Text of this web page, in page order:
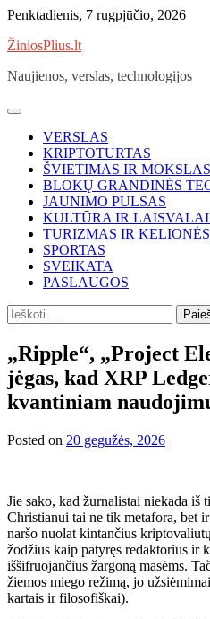
Skip
content
Penktadienis, 7 rugpjūčio, 2026
ŽiniosPlius.lt
Naujienos, verslas, technologijos
VERSLAS
KRIPTOTURTAS
ŠVIETIMAS IR MOKSLAS
BLOKŲ GRANDINĖS
JAUNIMO PULSAS
KULTŪRA IR
TURIZMAS IR KELIONĖS
SPORTAS
SVEIKATA
PASLAUGOS
Ieškoti:
„Ripple“, „Project
jėgas, kad XRP
kvantiniam
Posted on 20 gegužės, 2026
Jie sako, kad žurnalistai niekada iš
Christianui tai ne tik metafora, bet
naršo nuolat kintančius
žodžius kaip patyręs redaktorius ir
iššifruojančius žargoną masėms.
žiemos miego režimą, jo
kartais ir filosofiškai).